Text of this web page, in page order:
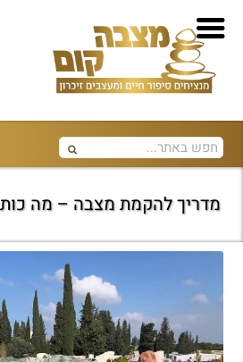
מדריך להקמת מצבה – מה